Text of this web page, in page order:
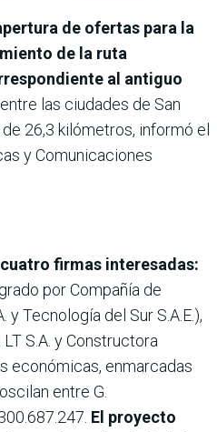
de ofertas para la
de la ruta
al antiguo
las ciudades de San
26,3 kilómetros, informó el
y Comunicaciones
firmas interesadas:
por Compañía de
Tecnología del Sur S.A.E.),
S.A. y Constructora
económicas, enmarcadas
entre G.
El proyecto